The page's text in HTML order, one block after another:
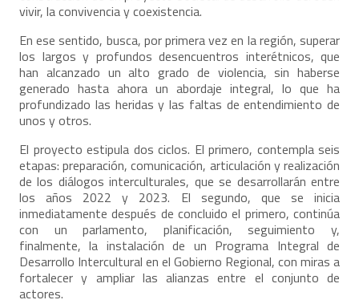
vivir, la convivencia y coexistencia.
En ese sentido, busca, por primera vez en la región, superar
los largos y profundos desencuentros interétnicos, que
han alcanzado un alto grado de violencia, sin haberse
generado hasta ahora un abordaje integral, lo que ha
profundizado las heridas y las faltas de entendimiento de
unos y otros.
El proyecto estipula dos ciclos. El primero, contempla seis
etapas: preparación, comunicación, articulación y realización
de los diálogos interculturales, que se desarrollarán entre
los años 2022 y 2023. El segundo, que se inicia
inmediatamente después de concluido el primero, continúa
con un parlamento, planificación, seguimiento y,
finalmente, la instalación de un Programa Integral de
Desarrollo Intercultural en el Gobierno Regional, con miras a
fortalecer y ampliar las alianzas entre el conjunto de
actores.